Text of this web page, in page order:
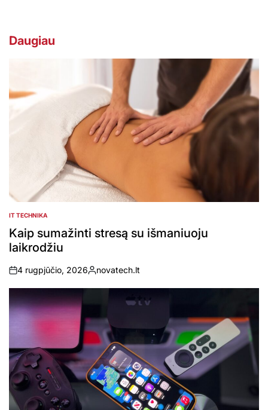
Daugiau
POSTED
IN
IT TECHNIKA
Kaip sumažinti stresą su išmaniuoju
laikrodžiu
on
4 rugpjūčio, 2026
Posted
by
novatech.lt